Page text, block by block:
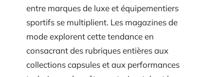
entre marques de luxe et équipementiers
sportifs se multiplient. Les magazines de
mode explorent cette tendance en
consacrant des rubriques entières aux
collections capsules et aux performances